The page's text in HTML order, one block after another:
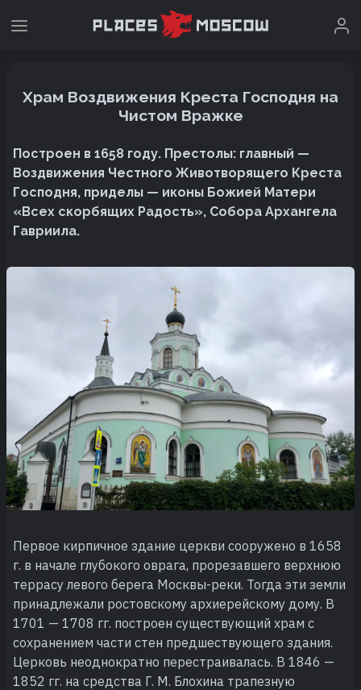
Храм Воздвижения Креста Господня на
Чистом Вражке
Построен в 1658 году. Престолы: главный —
Воздвижения Честного Животворящего Креста
Господня, приделы — иконы Божией Матери
«Всех скорбящих Радость», Собора Архангела
Гавриила.
Первое кирпичное здание церкви сооружено в 1658
г. в начале глубокого оврага, прорезавшего верхнюю
террасу левого берега Москвы-реки. Тогда эти земли
принадлежали ростовскому архиерейскому дому. В
1701 — 1708 гг. построен существующий храм с
сохранением части стен предшествующего здания.
Церковь неоднократно перестраивалась. В 1846 —
1852 гг. на средства Г. М. Блохина трапезную